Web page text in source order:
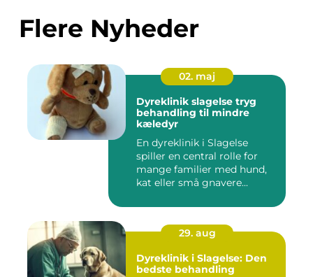
Flere Nyheder
02. maj
Dyreklinik slagelse tryg
behandling til mindre
kæledyr
En dyreklinik i Slagelse
spiller en central rolle for
mange familier med hund,
kat eller små gnavere...
29. aug
Dyreklinik i Slagelse: Den
bedste behandling